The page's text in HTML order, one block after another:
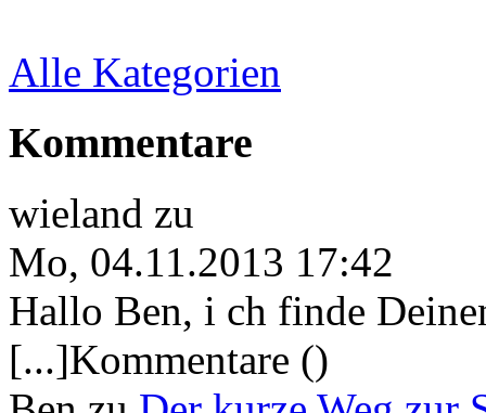
Alle Kategorien
Kommentare
wieland zu
Mo, 04.11.2013 17:42
Hallo Ben, i ch finde
[...]Kommentare ()